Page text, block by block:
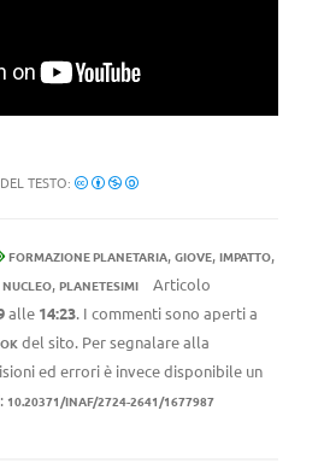
TESTO:
FORMAZIONE PLANETARIA, GIOVE, IMPATTO,
NUCLEO, PLANETESIMI
Articolo
alle 14:23. I commenti sono aperti a
del sito. Per segnalare alla
ed errori è invece disponibile un
10.20371/INAF/2724-2641/1677987